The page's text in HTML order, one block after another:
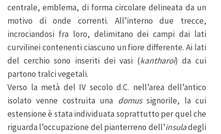
centrale, emblema, di forma circolare delineata da un
motivo di onde correnti. All’interno due trecce,
incrociandosi fra loro, delimitano dei campi dai lati
curvilinei contenenti ciascuno un fiore differente. Ai lati
del cerchio sono inseriti dei vasi (kantharoi) da cui
partono tralci vegetali.
Verso la metà del IV secolo d.C. nell’area dell’antico
isolato venne costruita una domussignorile, la cui
estensione è stata individuata soprattutto per quel che
riguarda l’occupazione del pianterreno dell’insuladegli